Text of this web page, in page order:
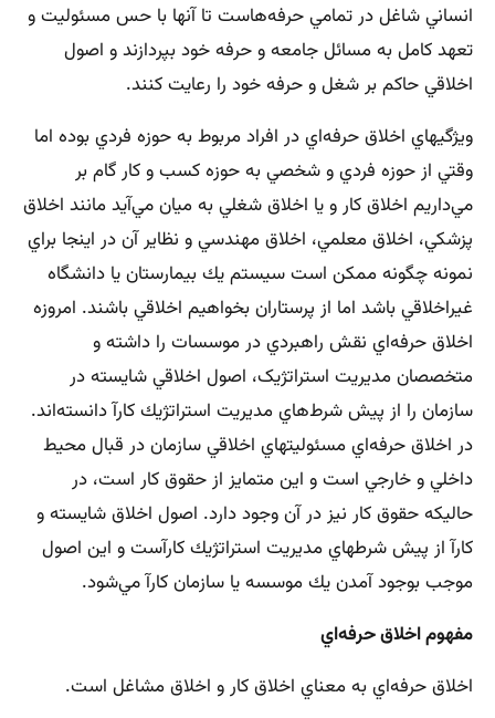
انساني شاغل در تمامي حرفه‌هاست تا آنها با حس مسئوليت و
تعهد كامل به مسائل جامعه و حرفه خود بپردازند و اصول
اخلاقي حاكم بر شغل و حرفه خود را رعايت كنند.
ويژگيهاي اخلاق حرفه‌اي در افراد مربوط به حوزه فردي بوده اما
وقتي از حوزه فردي و شخصي به حوزه كسب و كار گام بر
مي‌داريم اخلاق كار و يا اخلاق شغلي به ميان مي‌آيد مانند اخلاق
پزشكي، اخلاق معلمي، اخلاق مهندسي و نظاير آن در اينجا براي
نمونه چگونه ممكن است سيستم يك بيمارستان يا دانشگاه
غيراخلاقي باشد اما از پرستاران بخواهيم اخلاقي باشند. امروزه
اخلاق حرفه‌اي نقش راهبردي در موسسات را داشته و
متخصصان مديريت استراتژيک، اصول اخلاقي شايسته در
سازمان را از پيش شرط‌هاي مديريت استراتژيك كارآ دانسته‌اند.
در اخلاق حرفه‌اي مسئوليتهاي اخلاقي سازمان در قبال محيط
داخلي و خارجي است و اين متمايز از حقوق كار است، در
حاليكه حقوق كار نيز در آن وجود دارد. اصول اخلاق شايسته و
كارآ از پيش شرطهاي مديريت استراتژيك كارآست و اين اصول
موجب بوجود آمدن يك موسسه يا سازمان كارآ مي‌شود.
مفهوم اخلاق حرفه‌اي
اخلاق حرفه‌اي به معناي اخلاق كار و اخلاق مشاغل است.